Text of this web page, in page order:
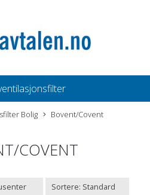
Bolig Bovent/Covent
COVENT